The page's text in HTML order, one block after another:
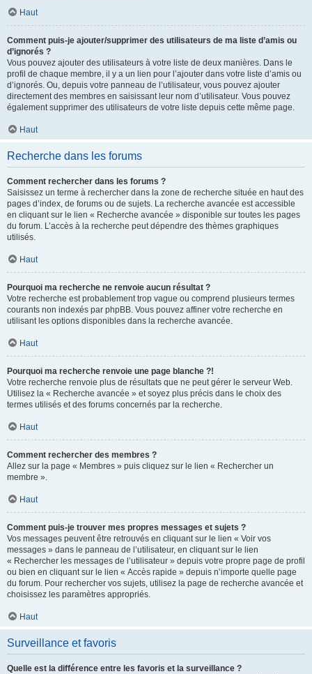
Haut
Comment puis-je ajouter/supprimer des utilisateurs de ma liste d’amis ou
d’ignorés ?
Vous pouvez ajouter des utilisateurs à votre liste de deux manières. Dans le
profil de chaque membre, il y a un lien pour l’ajouter dans votre liste d’amis ou
d’ignorés. Ou, depuis votre panneau de l’utilisateur, vous pouvez ajouter
directement des membres en saisissant leur nom d’utilisateur. Vous pouvez
également supprimer des utilisateurs de votre liste depuis cette même page.
Haut
Recherche dans les forums
Comment rechercher dans les forums ?
Saisissez un terme à rechercher dans la zone de recherche située en haut des
pages d’index, de forums ou de sujets. La recherche avancée est accessible
en cliquant sur le lien « Recherche avancée » disponible sur toutes les pages
du forum. L’accès à la recherche peut dépendre des thèmes graphiques
utilisés.
Haut
Pourquoi ma recherche ne renvoie aucun résultat ?
Votre recherche est probablement trop vague ou comprend plusieurs termes
courants non indexés par phpBB. Vous pouvez affiner votre recherche en
utilisant les options disponibles dans la recherche avancée.
Haut
Pourquoi ma recherche renvoie une page blanche ?!
Votre recherche renvoie plus de résultats que ne peut gérer le serveur Web.
Utilisez la « Recherche avancée » et soyez plus précis dans le choix des
termes utilisés et des forums concernés par la recherche.
Haut
Comment rechercher des membres ?
Allez sur la page « Membres » puis cliquez sur le lien « Rechercher un
membre ».
Haut
Comment puis-je trouver mes propres messages et sujets ?
Vos messages peuvent être retrouvés en cliquant sur le lien « Voir vos
messages » dans le panneau de l’utilisateur, en cliquant sur le lien
« Rechercher les messages de l’utilisateur » depuis votre propre page de profil
ou bien en cliquant sur le lien « Accès rapide » depuis n’importe quelle page
du forum. Pour rechercher vos sujets, utilisez la page de recherche avancée et
choisissez les paramètres appropriés.
Haut
Surveillance et favoris
Quelle est la différence entre les favoris et la surveillance ?